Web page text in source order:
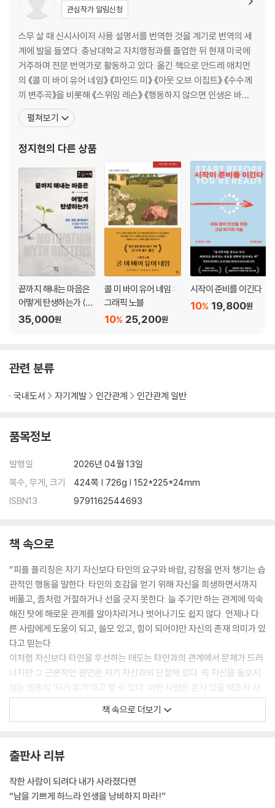
제21장 경계를 지키면서도 유연해지는 지혜
끝내며 사랑받으려 살던 삶에서 나를 사랑하는 삶으로
감사의 말
관심작가 알림신청
스무 살 때 신시사이저 사용 설명서를 번역한 것을 계기로 번역의 세
계에 발을 들였다. 충남대학교 자치행정과를 졸업한 뒤 현재 미국에
거주하며 전문 번역가로 활동하고 있다. 옮긴 책으로 안드레 애치먼
의 《콜 미 바이 유어 네임》 《파인드 미》 《아웃 오브 이집트》 《수수께
끼 변주곡》을 비롯해 《스위밍 레슨》 《행동하지 않으면 인생은 바뀌
지 않는다》 《5년 후 나에게》 《창조적 행위 : 존재의 방식》 《타이탄의
도구들》 《우리는 모두 죽는다는 것을 기억하라》 《학습의 재발견》
《지금 하지 않으면 언제 하겠는가》 등
펼쳐보기
정지현의 다른 상품
끝까지 해내는 마음은
어떻게 탄생하는가 (큰
글자책)
35,000원
콜 미 바이 유어 네임 :
그래픽 노블
25,200원
10%
시작이 준비를 이긴다
19,800원
10%
관련 분류
국내도서 자기계발 인간관계 인간관계 일반
품목정보
발행일
2026년 04월 13일
쪽수, 무게, 크기
424쪽 | 726g | 152*225*24mm
ISBN13
9791162544693
책 속으로
“피플 플리징은 자기 자신보다 타인의 요구와 바람, 감정을 먼저 챙기는 습
관적인 행동을 말한다. 타인의 호감을 얻기 위해 자신을 희생하면서까지
베풀고, 좀처럼 거절하거나 선을 긋지 못한다. 늘 주기만 하는 관계에 익숙
해진 탓에 해로운 관계를 알아차리거나 벗어나기도 쉽지 않다. 언제나 다
른 사람에게 도움이 되고, 쓸모 있고, 힘이 되어야만 자신의 존재 의미가 있
다고 믿는다.
이처럼 자신보다 타인을 우선하는 태도는 타인과의 관계에서 문제가 드러
나지만 그 근본적인 원인은 자기 자신과의 단절에 있다. 즉 자신을 돌보지
않는 일종의 ‘자기 유기’라고 할 수 있다. 이런 사람은 혼자 있을 때조차 자
신의 기본적인 요구를 챙기지 않고 감정을 외면하며 혼자 있는 시간을 불
편해한다. 당연히 놀이와 창의성, 경이로움, 기쁨과 즐거움의 세계에도 발
단한다. 정서적인 고통을 견디기도 어렵고, 자신을 다독이거나 감정을 조
절하는 일도 서툴다. 결국 감정을 피하려다 강박적인 행동이나 중독에 빠
지기도 한다.”
책 속으로 더보기
출판사 리뷰
착한 사람이 되려다 내가 사라졌다면
“남을 기쁘게 하느라 인생을 낭비하지 마라!”